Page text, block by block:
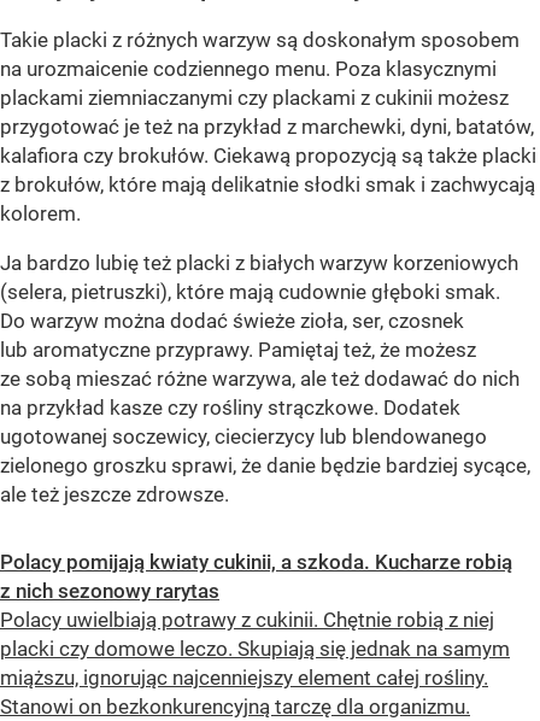
Takie placki z różnych warzyw są doskonałym sposobem
na urozmaicenie codziennego menu. Poza klasycznymi
plackami ziemniaczanymi czy plackami z cukinii możesz
przygotować je też na przykład z marchewki, dyni, batatów,
kalafiora czy brokułów. Ciekawą propozycją są także placki
z brokułów, które mają delikatnie słodki smak i zachwycają
kolorem.
Ja bardzo lubię też placki z białych warzyw korzeniowych
(selera, pietruszki), które mają cudownie głęboki smak.
Do warzyw można dodać świeże zioła, ser, czosnek
lub aromatyczne przyprawy. Pamiętaj też, że możesz
ze sobą mieszać różne warzywa, ale też dodawać do nich
na przykład kasze czy rośliny strączkowe. Dodatek
ugotowanej soczewicy, ciecierzycy lub blendowanego
zielonego groszku sprawi, że danie będzie bardziej sycące,
ale też jeszcze zdrowsze.
Polacy pomijają kwiaty cukinii, a szkoda. Kucharze robią
z nich sezonowy rarytas
Polacy uwielbiają potrawy z cukinii. Chętnie robią z niej
placki czy domowe leczo. Skupiają się jednak na samym
miąższu, ignorując najcenniejszy element całej rośliny.
Stanowi on bezkonkurencyjną tarczę dla organizmu.